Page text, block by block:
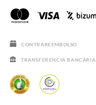
CONTRAREEMBOLSO
TRANSFERENCIA BANCARIA